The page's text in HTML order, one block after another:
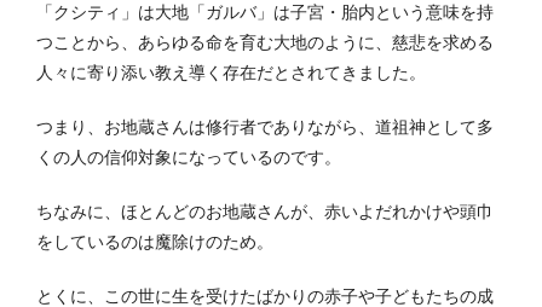
「クシティ」は大地「ガルバ」は子宮・胎内という意味を持
つことから、あらゆる命を育む大地のように、慈悲を求める
人々に寄り添い教え導く存在だとされてきました。
つまり、お地蔵さんは修行者でありながら、道祖神として多
くの人の信仰対象になっているのです。
ちなみに、ほとんどのお地蔵さんが、赤いよだれかけや頭巾
をしているのは魔除けのため。
とくに、この世に生を受けたばかりの赤子や子どもたちの成